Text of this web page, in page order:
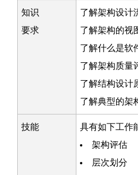
知识
要求
了解架构设计
了解架构的视
了解什么是软
了解架构质量
了解结构设计
了解典型的架
技能
具有如下工作
架构评估
层次划分